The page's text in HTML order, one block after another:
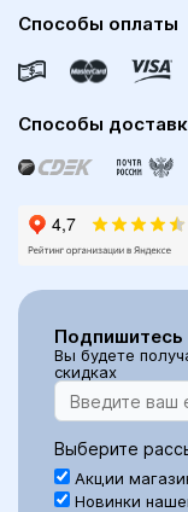
Способы оплаты
Способы
Подпишитесь
Вы будете
скидках
Выберите
Акции
Новинки